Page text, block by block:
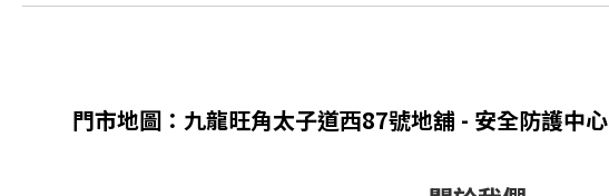
門市地圖：九龍旺角太子道西87號地舖 - 安全防護中心